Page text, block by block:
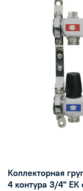
Коллекторная
4 контура 3/4" ЕК